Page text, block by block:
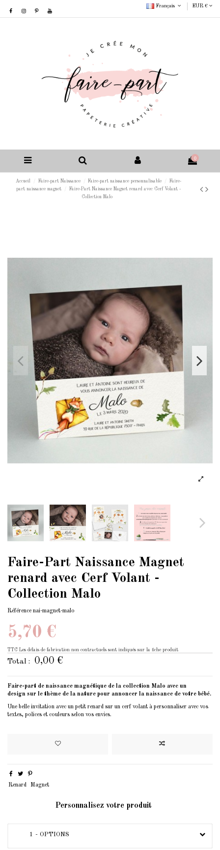
Français EUR €
0
Accueil Faire-part Naissance Faire-part naissance personnalisable
Faire-
part naissance magnet
Faire-Part Naissance Magnet renard avec Cerf Volant -
Collection Malo
Faire-Part Naissance Magnet
renard avec Cerf Volant -
Collection Malo
Référence nai-magnet-malo
5,70 €
TTC Les délais de fabrication non contractuels sont indiqués sur la fiche produit
Total : 0,00 €
Faire-part de naissance magnétique de la collection Malo avec un
design sur le thème de la nature pour annoncer la naissance de votre bébé.
Une belle invitation avec un petit renard sur un cerf volant à personnaliser avec vos
textes, polices et couleurs selon vos envies.
Renard Magnet
Personnalisez votre produit
1 - OPTIONS